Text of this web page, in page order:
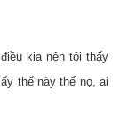
kia nên tôi thấy
thế này thế nọ, ai